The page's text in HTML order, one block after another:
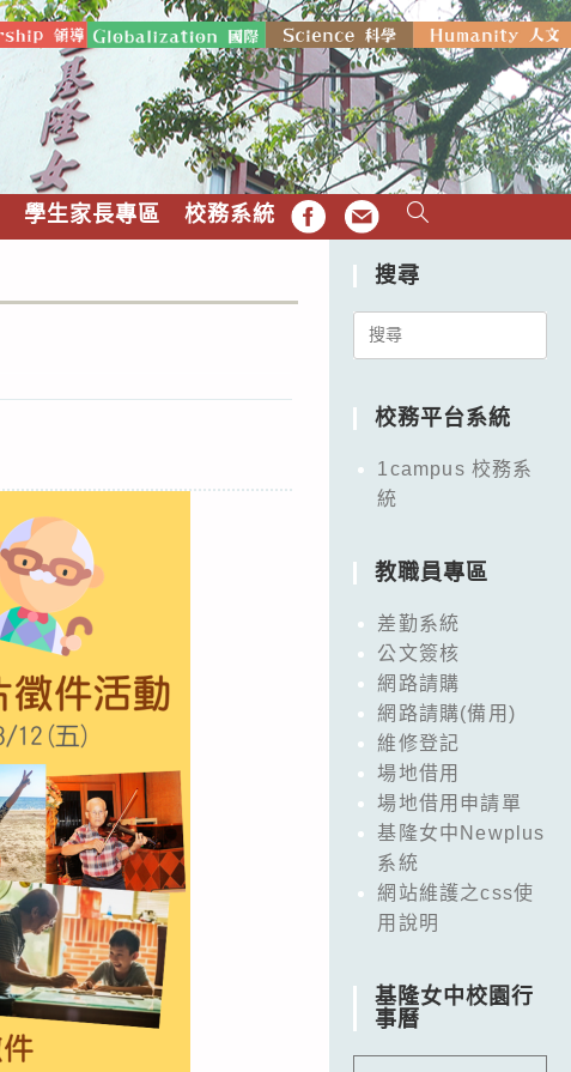
學生家長專區 校務系統 FB EMAIL
搜尋
Search
校務平台系統
1campus 校務系
統
教職員專區
差勤系統
公文簽核
網路請購
網路請購(備用)
維修登記
場地借用
場地借用申請單
基隆女中Newplus
系統
網站維護之css使
用說明
基隆女中校園行
事曆